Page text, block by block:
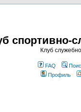
спортивно-
Клуб
FAQ
Профиль